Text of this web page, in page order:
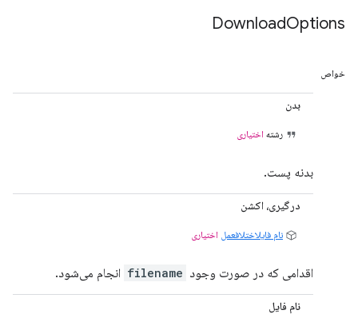
DownloadOptions
خواص
بدن
رشته اختیاری
بدنه پست.
درگیری، اکشن
نام فایلاختلافعمل اختیاری
اقدامی که در صورت وجود filename انجام می‌شود.
نام فایل